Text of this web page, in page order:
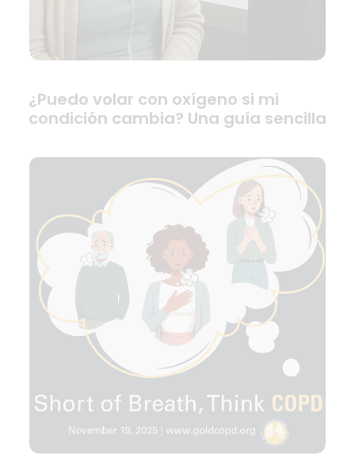
¿Puedo volar con oxígeno si mi
condición cambia? Una guía sencilla